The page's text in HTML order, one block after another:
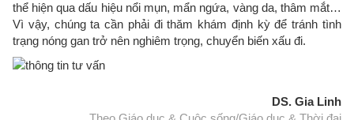
thể hiện qua dấu hiệu nổi mụn, mẩn ngứa, vàng da, thâm mắt…
Vì vậy, chúng ta cần phải đi thăm khám định kỳ để tránh tình
trạng nóng gan trở nên nghiêm trọng, chuyển biến xấu đi.
DS. Gia Linh